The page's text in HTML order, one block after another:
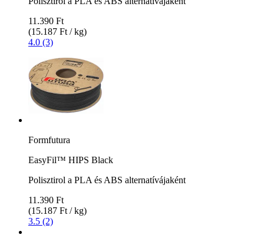
11.390 Ft
(15.187 Ft / kg)
4.0 (3)
Formfutura
EasyFil™ HIPS Black
Polisztirol a PLA és ABS alternatívájaként
11.390 Ft
(15.187 Ft / kg)
3.5 (2)